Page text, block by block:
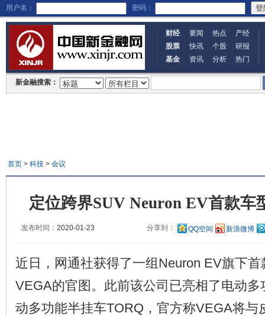
用户名： 密码：
财经 要闻 热点
产经
股票
快讯 个股
研报
基金
资讯 分析 热门
新金融搜索：
首页> 科技> 会议
定位跨界SUV Neuron EV首款车
发布时间： 2020-01-23 分享到： QQ空间 新浪微博
近日，网通社获得了一组Neuron EV旗下
VEGA的官图。此前该公司已亮相了电动多
动多功能半挂车TORQ，官方称VEGA将与